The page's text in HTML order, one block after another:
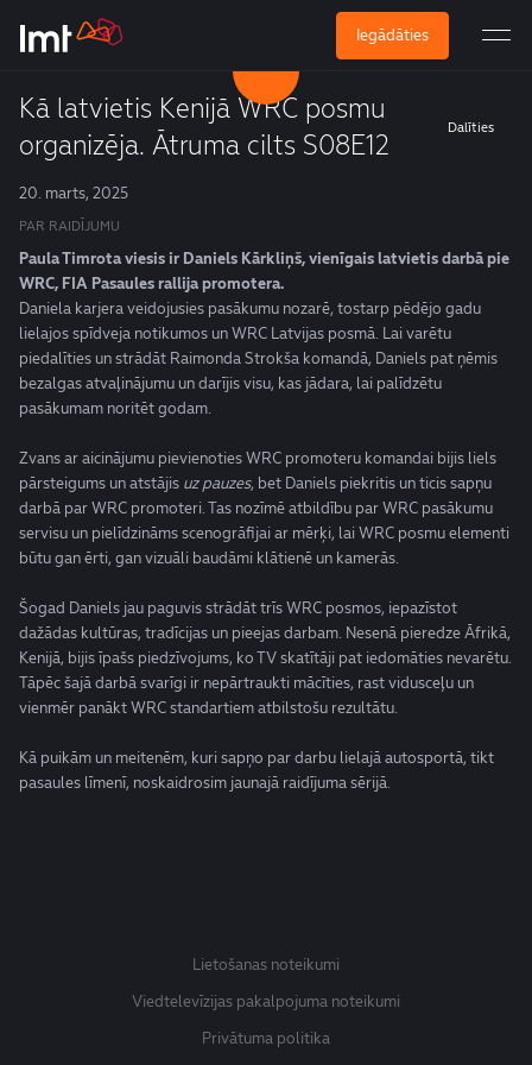
Iegādāties
Kā latvietis Kenijā WRC posmu
organizēja. Ātruma cilts S08E12
Dalīties
20. marts, 2025
PAR RAIDĪJUMU
Paula Timrota viesis ir Daniels Kārkliņš, vienīgais latvietis darbā pie
WRC, FIA Pasaules rallija promotera.
Daniela karjera veidojusies pasākumu nozarē, tostarp pēdējo gadu
lielajos spīdveja notikumos un WRC Latvijas posmā. Lai varētu
piedalīties un strādāt Raimonda Strokša komandā, Daniels pat ņēmis
bezalgas atvaļinājumu un darījis visu, kas jādara, lai palīdzētu
pasākumam noritēt godam.
Zvans ar aicinājumu pievienoties WRC promoteru komandai bijis liels
pārsteigums un atstājis uz pauzes, bet Daniels piekritis un ticis sapņu
darbā par WRC promoteri. Tas nozīmē atbildību par WRC pasākumu
servisu un pielīdzināms scenogrāfijai ar mērķi, lai WRC posmu elementi
būtu gan ērti, gan vizuāli baudāmi klātienē un kamerās.
Šogad Daniels jau paguvis strādāt trīs WRC posmos, iepazīstot
dažādas kultūras, tradīcijas un pieejas darbam. Nesenā pieredze Āfrikā,
Kenijā, bijis īpašs piedzīvojums, ko TV skatītāji pat iedomāties nevarētu.
Tāpēc šajā darbā svarīgi ir nepārtraukti mācīties, rast vidusceļu un
vienmēr panākt WRC standartiem atbilstošu rezultātu.
Kā puikām un meitenēm, kuri sapņo par darbu lielajā autosportā, tikt
pasaules līmenī, noskaidrosim jaunajā raidījuma sērijā.
Lietošanas noteikumi
Viedtelevīzijas pakalpojuma noteikumi
Privātuma politika